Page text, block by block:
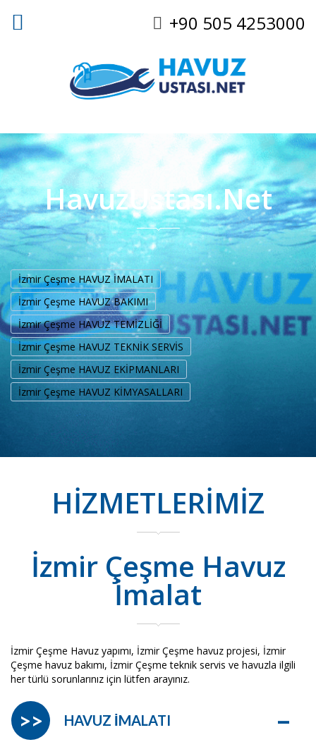
+90 505 4253000
HavuzUstası.Net
İzmir Çeşme HAVUZ İMALATI
İzmir Çeşme HAVUZ BAKIMI
İzmir Çeşme HAVUZ TEMİZLİĞİ
İzmir Çeşme HAVUZ TEKNİK SERVİS
İzmir Çeşme HAVUZ EKİPMANLARI
İzmir Çeşme HAVUZ KİMYASALLARI
HİZMETLERİMİZ
İzmir Çeşme Havuz
İmalat
İzmir Çeşme Havuz yapımı, İzmir Çeşme havuz projesi, İzmir
Çeşme havuz bakımı, İzmir Çeşme teknik servis ve havuzla ilgili
her türlü sorunlarınız için lütfen arayınız.
HAVUZ İMALATI –
>>